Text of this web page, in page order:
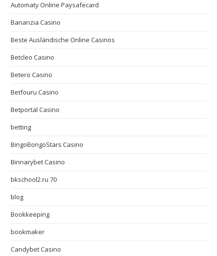
Automaty Online Paysafecard
Bananzia Casino
Beste Ausländische Online Casinos
Betcleo Casino
Betero Casino
Betfouru Casino
Betportal Casino
betting
BingoBongoStars Casino
Binnarybet Casino
bkschool2.ru 70
blog
Bookkeeping
bookmaker
Candybet Casino